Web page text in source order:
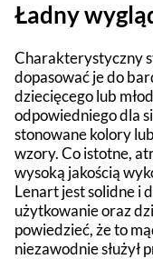
Ładny
Charakterystyczny
dopasować je do
dziecięcego lub
odpowiedniego dla
stonowane kolory
wzory. Co istotne,
wysoką jakością
Lenart jest solidne i
użytkowanie oraz
powiedzieć, że to
niezawodnie służył